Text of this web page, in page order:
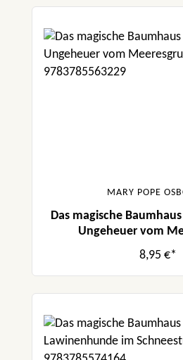
MARY POPE
Das magische
Ungeheuer vom
8,95 €*